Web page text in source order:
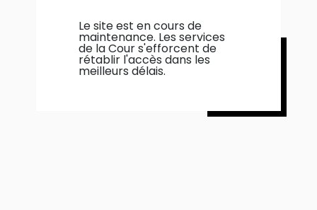
Le site est en cours de
maintenance. Les services
de la Cour s'efforcent de
rétablir l'accès dans les
meilleurs délais.